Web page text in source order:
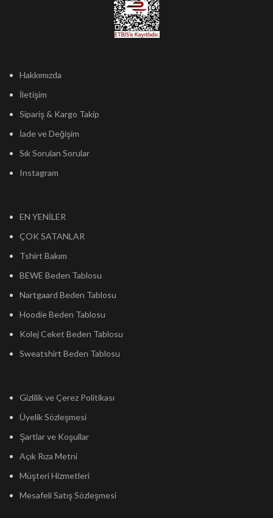
Hakkımızda
İletişim
Sipariş & Kargo Takip
İade ve Değişim
Sık Sorulan Sorular
Instagram
EN YENİLER
ÇOK SATANLAR
Tshirt Bakım
BEWE Beden Tablosu
Nartgaard Beden Tablosu
Hoodie Beden Tablosu
Kolej Ceket Beden Tablosu
Sweatshirt Beden Tablosu
Gizlilik ve Çerez Politikası
Üyelik Sözleşmesi
Şartlar ve Koşullar
Açık Rıza Metni
Müşteri Hizmetleri
Mesafeli Satış Sözleşmesi